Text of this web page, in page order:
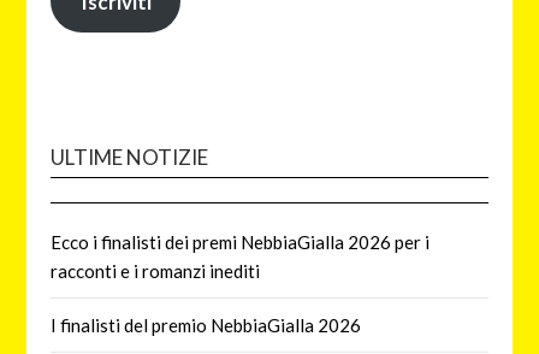
ULTIME NOTIZIE
Ecco i finalisti dei premi NebbiaGialla 2026 per i
racconti e i romanzi inediti
I finalisti del premio NebbiaGialla 2026